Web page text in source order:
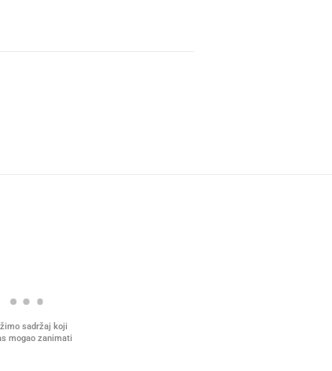
sadržaj koji
mogao zanimati